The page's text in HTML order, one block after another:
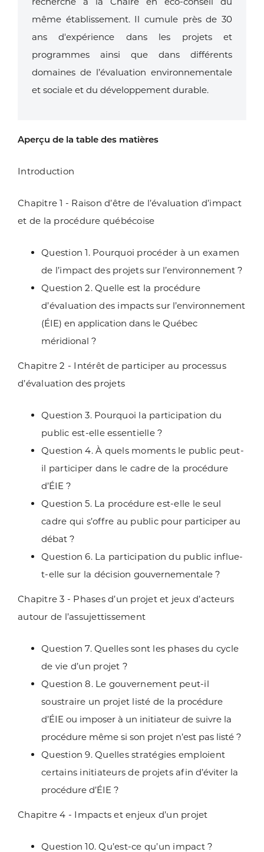
même établissement. Il cumule près de 30
ans d'expérience dans les projets et
programmes ainsi que dans différents
domaines de l’évaluation environnementale
et sociale et du développement durable.
Aperçu de la table des matières
Introduction
Chapitre 1 - Raison d’être de l’évaluation d’impact
et de la procédure québécoise
Question 1. Pourquoi procéder à un examen
de l’impact des projets sur l’environnement ?
Question 2. Quelle est la procédure
d’évaluation des impacts sur l’environnement
(ÉIE) en application dans le Québec
méridional ?
Chapitre 2 - Intérêt de participer au processus
d’évaluation des projets
Question 3. Pourquoi la participation du
public est-elle essentielle ?
Question 4. À quels moments le public peut-
il participer dans le cadre de la procédure
d’ÉIE ?
Question 5. La procédure est-elle le seul
cadre qui s’offre au public pour participer au
débat ?
Question 6. La participation du public influe-
t-elle sur la décision gouvernementale ?
Chapitre 3 - Phases d’un projet et jeux d’acteurs
autour de l’assujettissement
Question 7. Quelles sont les phases du cycle
de vie d’un projet ?
Question 8. Le gouvernement peut-il
soustraire un projet listé de la procédure
d’ÉIE ou imposer à un initiateur de suivre la
procédure même si son projet n’est pas listé ?
Question 9. Quelles stratégies emploient
certains initiateurs de projets afind’éviter la
procédure d’ÉIE ?
Chapitre 4 - Impacts et enjeux d’un projet
Question 10. Qu’est-ce qu’un impact ?